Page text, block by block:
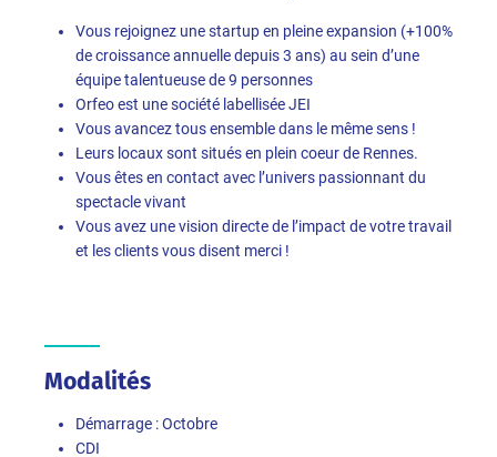
Vous rejoignez une startup en pleine expansion (+100%
de croissance annuelle depuis 3 ans) au sein d’une
équipe talentueuse de 9 personnes
Orfeo est une société labellisée JEI
Vous avancez tous ensemble dans le même sens !
Leurs locaux sont situés en plein coeur de Rennes.
Vous êtes en contact avec l’univers passionnant du
spectacle vivant
Vous avez une vision directe de l’impact de votre travail
et les clients vous disent merci !
Modalités
Démarrage : Octobre
CDI